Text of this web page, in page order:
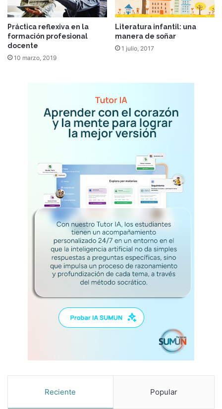
Práctica reflexiva en la
formación profesional
docente
10 marzo, 2019
Literatura infantil: una
manera de soñar
1 julio, 2017
Reciente Popular